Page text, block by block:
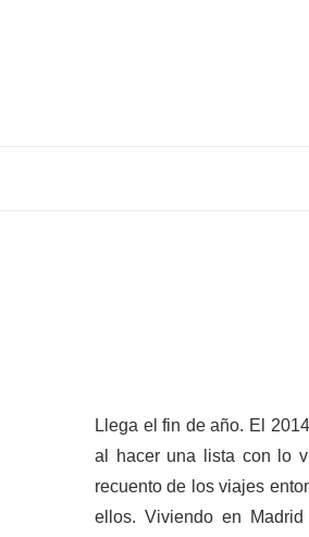
Llega el fin de año. El
al hacer una lista con lo
recuento de los viajes
ellos. Viviendo en